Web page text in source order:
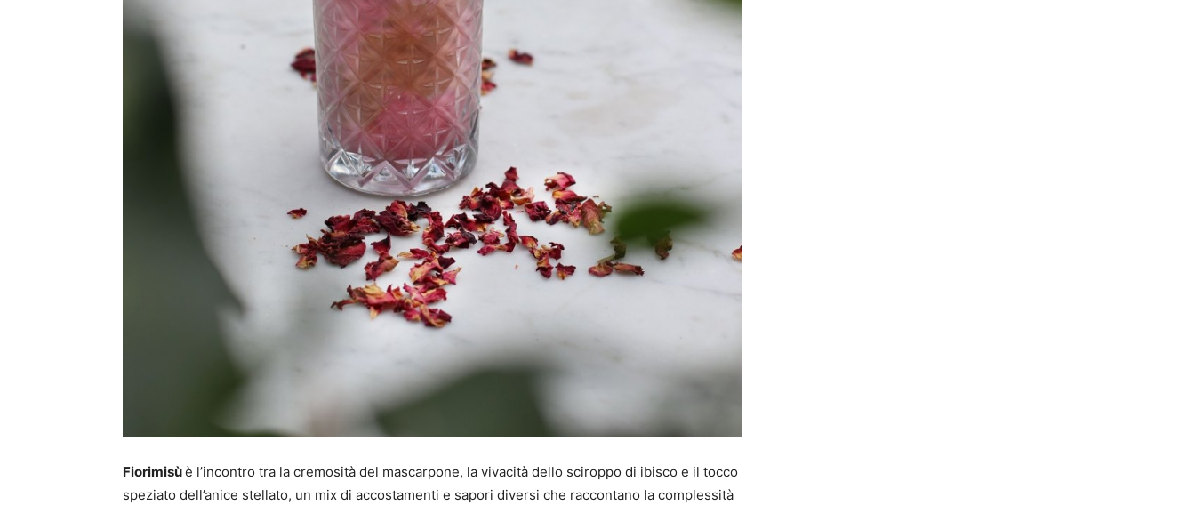
Fiorimisùè l’incontro tra la cremosità del mascarpone, la vivacità dello sciroppo di ibisco e il tocco
speziato dell’anice stellato, un mix di accostamenti e sapori diversi che raccontano la complessità